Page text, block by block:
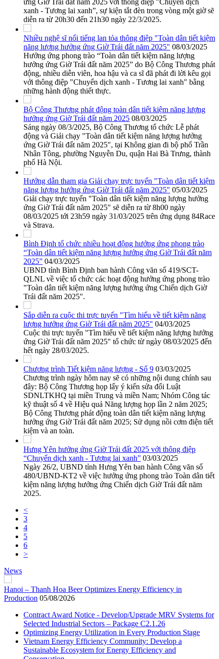
ứng Giờ Trái đất năm 2025 với thông điệp "Chuyển dịch
xanh - Tương lai xanh”, sự kiện tắt đèn trong vòng một giờ sẽ
diễn ra từ 20h30 đến 21h30 ngày 22/3/2025.
Nhiều nghệ sĩ nổi tiếng lan tỏa thông điệp "Toàn dân tiết kiệm
năng lượng hưởng ứng Giờ Trái đất năm 2025" 08/03/2025
Hưởng ứng phong trào “Toàn dân tiết kiệm năng lượng
hưởng ứng Giờ Trái đất năm 2025” do Bộ Công Thương phát
động, nhiều diễn viên, hoa hậu và ca sĩ đã phát đi lời kêu gọi
với thông điệp "Chuyển dịch xanh - Tương lai xanh" bằng
những hành động thiết thực.
Bộ Công Thương phát động toàn dân tiết kiệm năng lượng
hưởng ứng Giờ Trái đất năm 2025 08/03/2025
Sáng ngày 08/3/2025, Bộ Công Thương tổ chức Lễ phát
động và Giải chạy "Toàn dân tiết kiệm năng lượng hưởng
ứng Giờ Trái đất năm 2025", tại Không gian đi bộ phố Trần
Nhân Tông, phường Nguyễn Du, quận Hai Bà Trưng, thành
phố Hà Nội.
Hướng dẫn tham gia Giải chạy trực tuyến "Toàn dân tiết kiệm
năng lượng hưởng ứng Giờ Trái đất năm 2025" 05/03/2025
Giải chạy trực tuyến "Toàn dân tiết kiệm năng lượng hưởng
ứng Giờ Trái đất năm 2025" sẽ diễn ra từ 8h00 ngày
08/03/2025 tới 23h59 ngày 31/03/2025 trên ứng dụng 84Race
và Strava.
Bình Định tổ chức nhiều hoạt động hưởng ứng phong trào
“Toàn dân tiết kiệm năng lượng hưởng ứng Giờ Trái đất năm
2025” 04/03/2025
UBND tỉnh Bình Định ban hành Công văn số 419/SCT-
QLNL về việc tổ chức các hoạt động hưởng ứng phong trào
"Toàn dân tiết kiệm năng lượng hưởng ứng Chiến dịch Giờ
Trái đất năm 2025".
Sắp diễn ra cuộc thi trực tuyến "Tìm hiểu về tiết kiệm năng
lượng hưởng ứng Giờ Trái đất năm 2025" 04/03/2025
Cuộc thi trực tuyến "Tìm hiểu về tiết kiệm năng lượng hưởng
ứng Giờ Trái đất năm 2025" tổ chức từ ngày 08/03/2025 đến
hết ngày 28/03/2025.
Chương trình Tiết kiệm năng lượng - Số 9 03/03/2025
Chương trình ngày hôm nay sẽ có những nội dung chính sau
đây: Bộ Công Thương họp lấy ý kiến sửa đổi Luật
SDNLTKHQ tại miền Trung và miền Nam; Nhóm Công tác
kỹ thuật số 4 về Hiệu quả Năng lượng họp lần 2 năm 2025;
Bộ Công Thương phát động toàn dân tiết kiệm năng lượng
hưởng ứng Giờ Trái đất năm 2025; Sử dụng nồi cơm điện tiết
kiệm và an toàn.
Hưng Yên hưởng ứng Giờ Trái đất 2025 với thông điệp
“Chuyển dịch xanh - Tương lai xanh” 03/03/2025
Ngày 26/2, UBND tỉnh Hưng Yên ban hành Công văn số
480/UBND-KT2 về việc hưởng ứng phong trào Toàn dân tiết
kiệm năng lượng hưởng ứng Chiến dịch Giờ Trái đất năm
2025.
<
3
4
5
6
>
News
Hanoi – Thanh Hoa Beer Optimizes Energy Efficiency in
Production 05/08/2026
Contract Award Notice - Develop/Upgrade MRV Systems for
Selected Industrial Sectors – Package C2.1.26
Optimizing Energy Utilization in Every Production Stage
Vietnam Energy Efficiency Community: Develop a
Sustainable Ecosystem for Energy Efficiency and